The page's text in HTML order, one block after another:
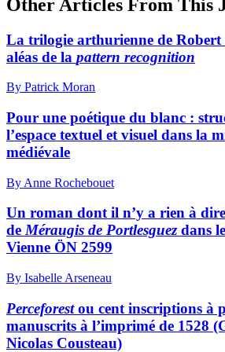
Other Articles From This
La trilogie arthurienne de Robert
aléas de la pattern recognition
By Patrick Moran
Pour une poétique du blanc :
l’espace textuel et visuel dans la
médiévale
By Anne Rochebouet
Un roman dont il n’y a rien à
deMéraugis de Portlesguezdans
Vienne ÖN 2599
By Isabelle Arseneau
Perceforestou cent inscriptions à
manuscrits à l’imprimé de 1528
Nicolas Cousteau)